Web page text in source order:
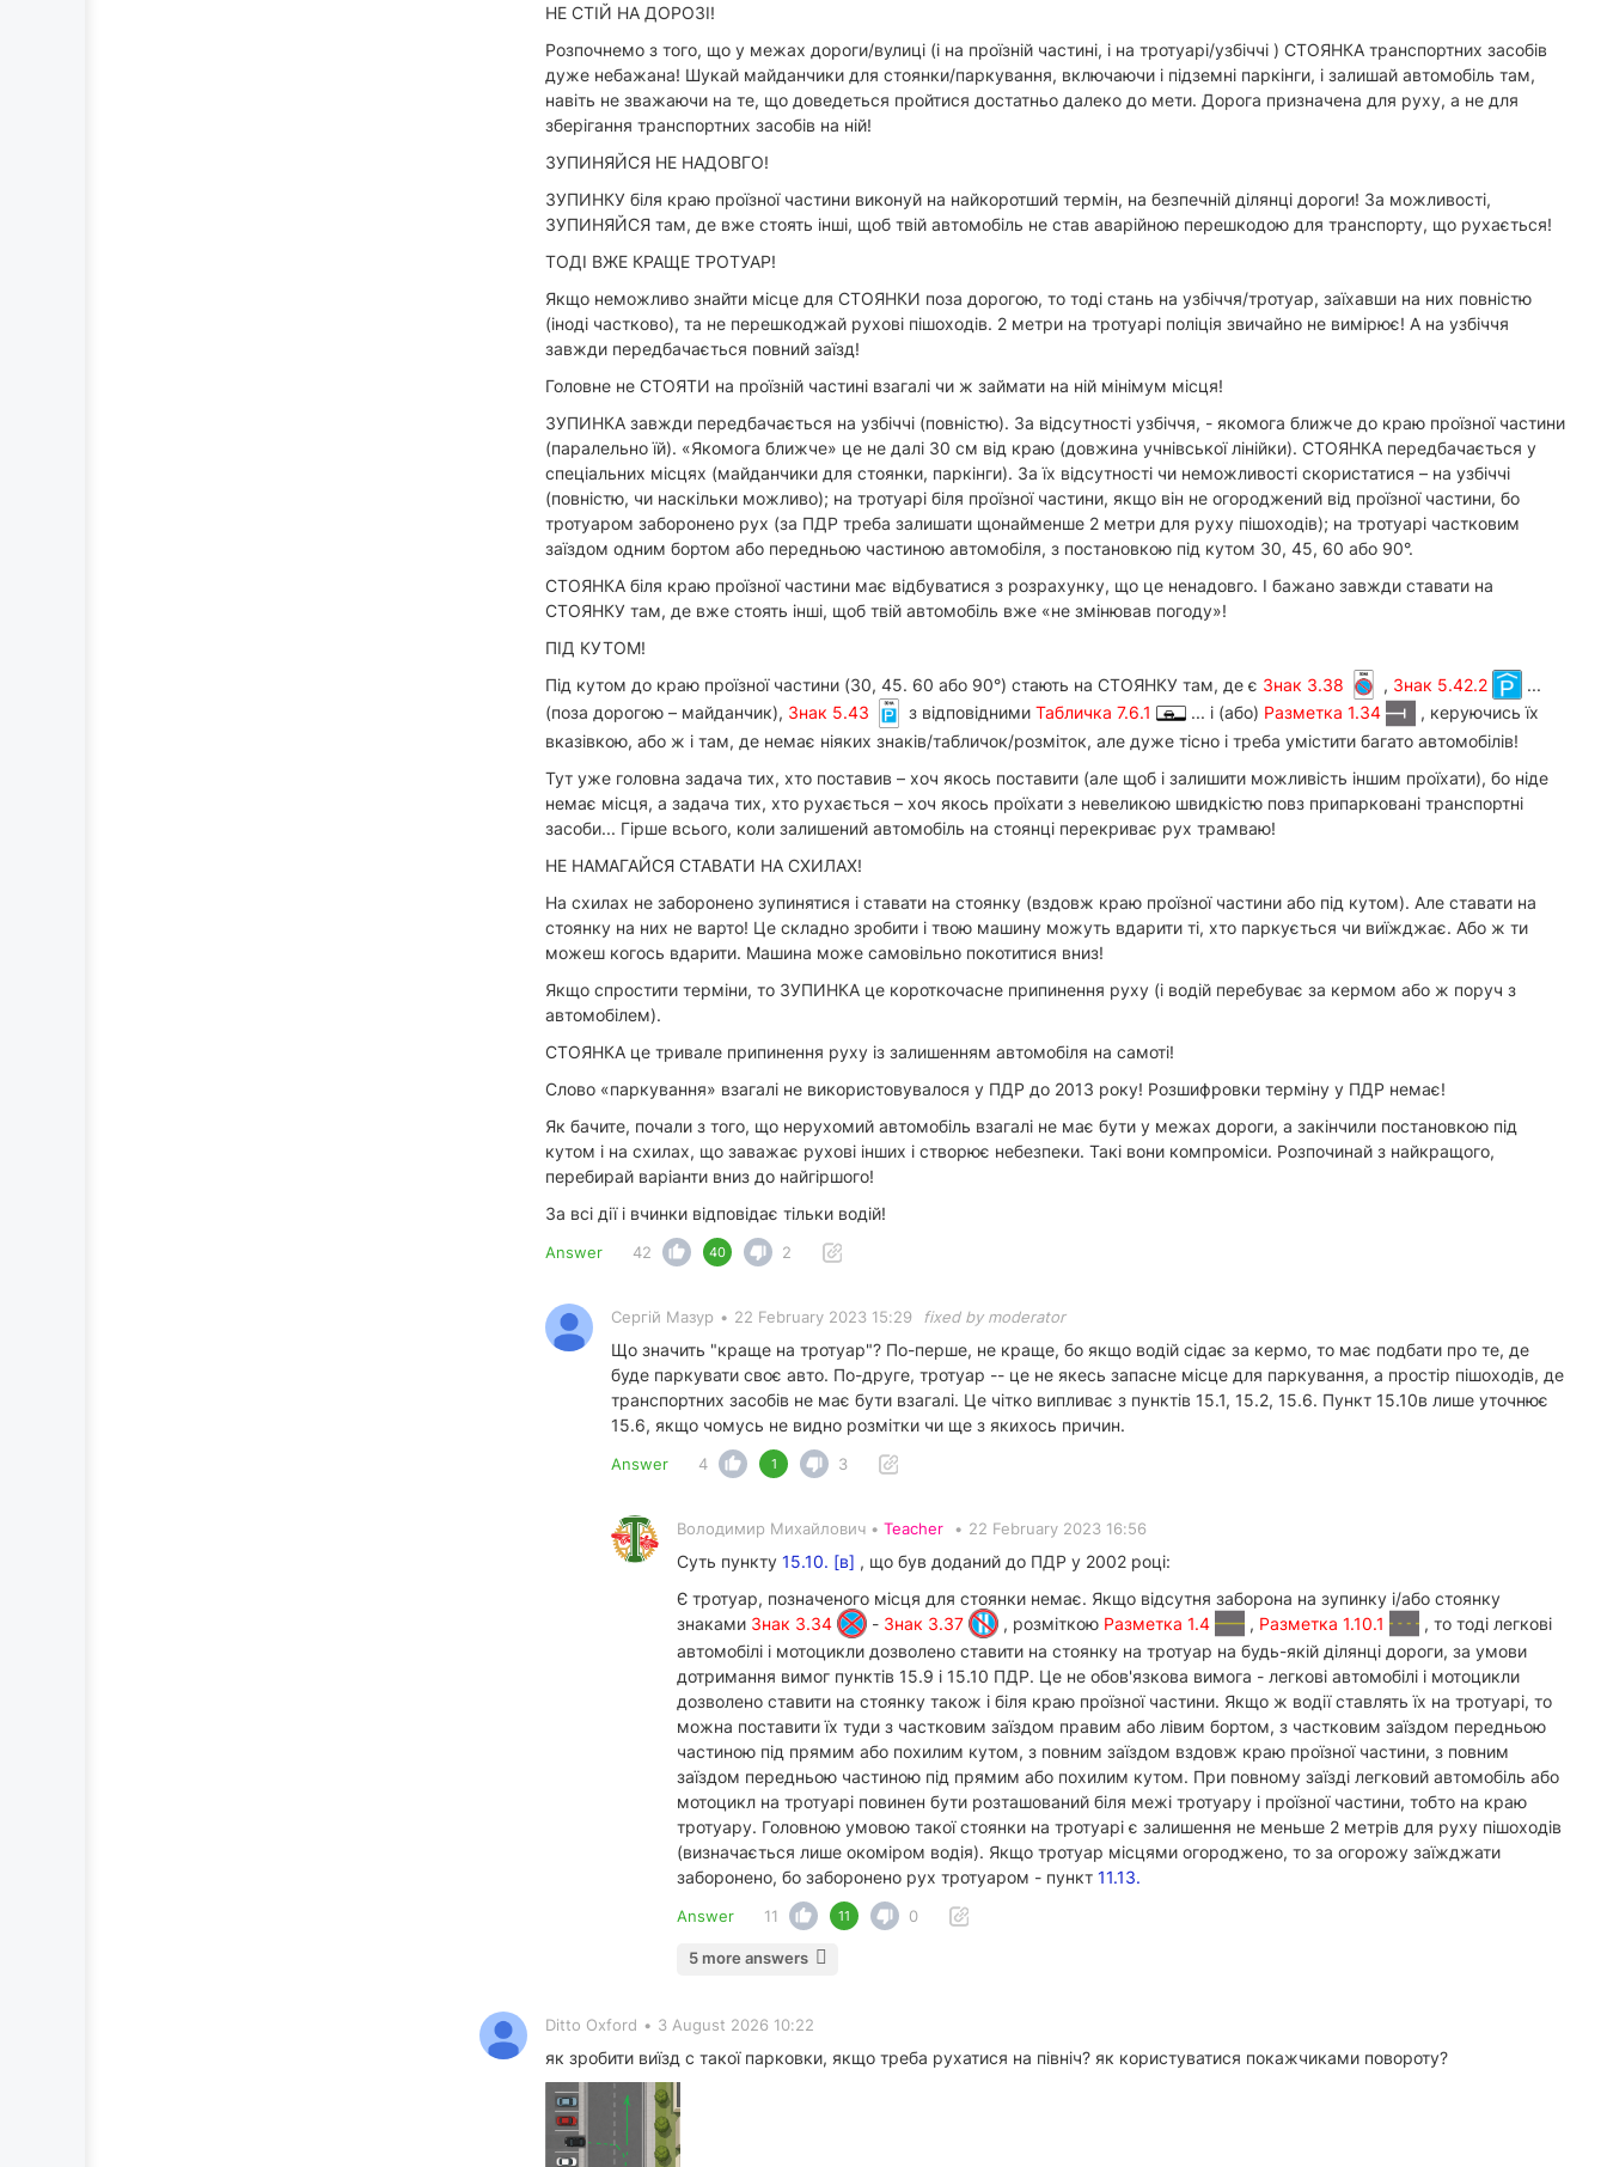
НЕ СТІЙ НА ДОРОЗІ!
Розпочнемо з того, що у межах дороги/вулиці (і на проїзній частині, і на тротуарі/узбіччі ) СТОЯНКА транспортних засобів
дуже небажана! Шукай майданчики для стоянки/паркування, включаючи і підземні паркінги, і залишай автомобіль там,
навіть не зважаючи на те, що доведеться пройтися достатньо далеко до мети. Дорога призначена для руху, а не для
зберігання транспортних засобів на ній!
ЗУПИНЯЙСЯ НЕ НАДОВГО!
ЗУПИНКУ біля краю проїзної частини виконуй на найкоротший термін, на безпечній ділянці дороги! За можливості,
ЗУПИНЯЙСЯ там, де вже стоять інші, щоб твій автомобіль не став аварійною перешкодою для транспорту, що рухається!
ТОДІ ВЖЕ КРАЩЕ ТРОТУАР!
Якщо неможливо знайти місце для СТОЯНКИ поза дорогою, то тоді стань на узбіччя/тротуар, заїхавши на них повністю
(іноді частково), та не перешкоджай рухові пішоходів. 2 метри на тротуарі поліція звичайно не вимірює! А на узбіччя
завжди передбачається повний заїзд!
Головне не СТОЯТИ на проїзній частині взагалі чи ж займати на ній мінімум місця!
ЗУПИНКА завжди передбачається на узбіччі (повністю). За відсутності узбіччя, - якомога ближче до краю проїзної частини
(паралельно їй). «Якомога ближче» це не далі 30 см від краю (довжина учнівської лінійки). СТОЯНКА передбачається у
спеціальних місцях (майданчики для стоянки, паркінги). За їх відсутності чи неможливості скористатися – на узбіччі
(повністю, чи наскільки можливо); на тротуарі біля проїзної частини, якщо він не огороджений від проїзної частини, бо
тротуаром заборонено рух (за ПДР треба залишати щонайменше 2 метри для руху пішоходів); на тротуарі частковим
заїздом одним бортом або передньою частиною автомобіля, з постановкою під кутом 30, 45, 60 або 90°.
СТОЯНКА біля краю проїзної частини має відбуватися з розрахунку, що це ненадовго. І бажано завжди ставати на
СТОЯНКУ там, де вже стоять інші, щоб твій автомобіль вже «не змінював погоду»!
ПІД КУТОМ!
Під кутом до краю проїзної частини (30, 45. 60 або 90°) стають на СТОЯНКУ там, де є Знак 3.38 , Знак 5.42.2
...
(поза дорогою – майданчик), Знак 5.43 з відповідними Табличка 7.6.1 ... і (або) Разметка 1.34
, керуючись їх
вказівкою, або ж і там, де немає ніяких знаків/табличок/розміток, але дуже тісно і треба умістити багато автомобілів!
Тут уже головна задача тих, хто поставив – хоч якось поставити (але щоб і залишити можливість іншим проїхати), бо ніде
немає місця, а задача тих, хто рухається – хоч якось проїхати з невеликою швидкістю повз припарковані транспортні
засоби... Гірше всього, коли залишений автомобіль на стоянці перекриває рух трамваю!
НЕ НАМАГАЙСЯ СТАВАТИ НА СХИЛАХ!
На схилах не заборонено зупинятися і ставати на стоянку (вздовж краю проїзної частини або під кутом). Але ставати на
стоянку на них не варто! Це складно зробити і твою машину можуть вдарити ті, хто паркується чи виїжджає. Або ж ти
можеш когось вдарити. Машина може самовільно покотитися вниз!
Якщо спростити терміни, то ЗУПИНКА це короткочасне припинення руху (і водій перебуває за кермом або ж поруч з
автомобілем).
СТОЯНКА це тривале припинення руху із залишенням автомобіля на самоті!
Слово «паркування» взагалі не використовувалося у ПДР до 2013 року! Розшифровки терміну у ПДР немає!
Як бачите, почали з того, що нерухомий автомобіль взагалі не має бути у межах дороги, а закінчили постановкою під
кутом і на схилах, що заважає рухові інших і створює небезпеки. Такі вони компроміси. Розпочинай з найкращого,
перебирай варіанти вниз до найгіршого!
За всі дії і вчинки відповідає тільки водій!
Answer 42 40 2
Сергій Мазур • 22 February 2023 15:29 fixed by moderator
Що значить "краще на тротуар"? По-перше, не краще, бо якщо водій сідає за кермо, то має подбати про те, де
буде паркувати своє авто. По-друге, тротуар -- це не якесь запасне місце для паркування, а простір пішоходів, де
транспортних засобів не має бути взагалі. Це чітко випливає з пунктів 15.1, 15.2, 15.6. Пункт 15.10в лише уточнює
15.6, якщо чомусь не видно розмітки чи ще з якихось причин.
Answer 4 1 3
Володимир Михайлович • Teacher • 22 February 2023 16:56
Суть пункту 15.10. [в] , що був доданий до ПДР у 2002 році:
Є тротуар, позначеного місця для стоянки немає. Якщо відсутня заборона на зупинку і/або стоянку
знаками Знак 3.34 - Знак 3.37 , розміткою Разметка 1.4 , Разметка 1.10.1
, то тоді легкові
автомобілі і мотоцикли дозволено ставити на стоянку на тротуар на будь-якій ділянці дороги, за умови
дотримання вимог пунктів 15.9 і 15.10 ПДР. Це не обов'язкова вимога - легкові автомобілі і мотоцикли
дозволено ставити на стоянку також і біля краю проїзної частини. Якщо ж водії ставлять їх на тротуарі, то
можна поставити їх туди з частковим заїздом правим або лівим бортом, з частковим заїздом передньою
частиною під прямим або похилим кутом, з повним заїздом вздовж краю проїзної частини, з повним
заїздом передньою частиною під прямим або похилим кутом. При повному заїзді легковий автомобіль або
мотоцикл на тротуарі повинен бути розташований біля межі тротуару і проїзної частини, тобто на краю
тротуару. Головною умовою такої стоянки на тротуарі є залишення не меньше 2 метрів для руху пішоходів
(визначається лише окоміром водія). Якщо тротуар місцями огороджено, то за огорожу заїжджати
заборонено, бо заборонено рух тротуаром - пункт 11.13.
Answer 11 11 0
5 more answers
Ditto Oxford • 3 August 2026 10:22
як зробити виїзд с такої парковки, якщо треба рухатися на північ? як користуватися покажчиками повороту?